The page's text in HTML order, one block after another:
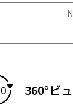
360°ビ